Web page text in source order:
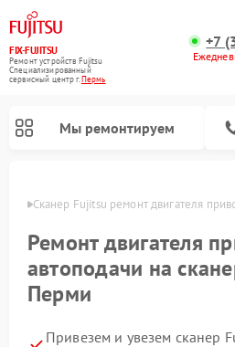
FIX-FUJITSU
Ремонт устройств Fujitsu
Специализированный
cервисный центр г.Пермь
+7
Мы ремонтируем
Сканер Fujitsu ремонт двигателя
Ремонт двигателя
автоподачи на
Перми
Привезем и увезем сканер